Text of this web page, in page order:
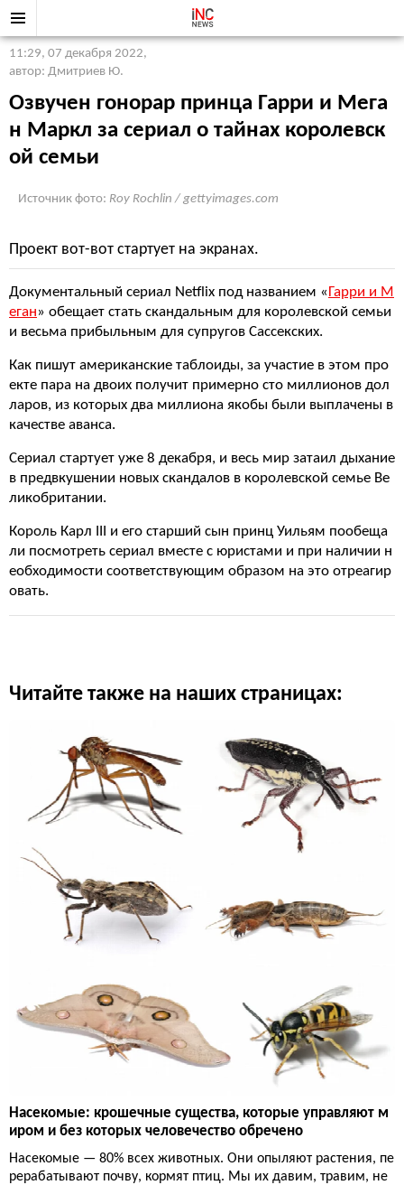
11:29, 07 декабря 2022,
автор: Дмитриев Ю.
Озвучен гонорар принца Гарри и Мега
н Маркл за сериал о тайнах королевск
ой семьи
Источник фото: Roy Rochlin / gettyimages.com
Проект вот-вот стартует на экранах.
Документальный сериал Netflix под названием « Гарри и М
еган» обещает стать скандальным для королевской семьи
и весьма прибыльным для супругов Сассекских.
Как пишут американские таблоиды, за участие в этом про
екте пара на двоих получит примерно сто миллионов дол
ларов, из которых два миллиона якобы были выплачены в
качестве аванса.
Сериал стартует уже 8 декабря, и весь мир затаил дыхание
в предвкушении новых скандалов в королевской семье Ве
ликобритании.
Король Карл III и его старший сын принц Уильям пообеща
ли посмотреть сериал вместе с юристами и при наличии н
еобходимости соответствующим образом на это отреагир
овать.
Читайте также на наших страницах:
Насекомые: крошечные существа, которые управляют м
иром и без которых человечество обречено
Насекомые — 80% всех животных. Они опыляют растения, пе
рерабатывают почву, кормят птиц. Мы их давим, травим, не